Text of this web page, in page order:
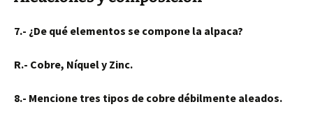
7.- ¿De qué elementos se compone la alpaca?
R.- Cobre, Níquel y Zinc.
8.- Mencione tres tipos de cobre débilmente aleados.